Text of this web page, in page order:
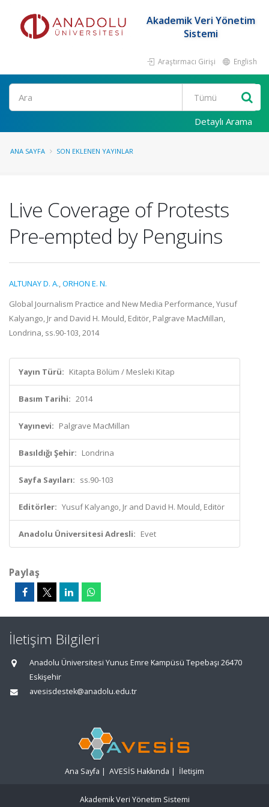
Akademik Veri Yönetim
Sistemi
Araştırmacı Girişi English
Ara
Detaylı Arama
ANA SAYFA SON EKLENEN YAYINLAR
Live Coverage of Protests
Pre-empted by Penguins
ALTUNAY D. A.,ORHON E. N.
Global Journalism Practice and New Media Performance, Yusuf
Kalyango, Jr and David H. Mould, Editör, Palgrave MacMillan,
Londrina, ss.90-103, 2014
Yayın Türü: Kitapta Bölüm / Mesleki Kitap
Basım Tarihi: 2014
Yayınevi: Palgrave MacMillan
Basıldığı Şehir: Londrina
Sayfa Sayıları: ss.90-103
Editörler: Yusuf Kalyango, Jr and David H. Mould, Editör
Anadolu Üniversitesi Adresli: Evet
Paylaş
İletişim Bilgileri
Anadolu Üniversitesi Yunus Emre Kampüsü Tepebaşı 26470
Eskişehir
avesisdestek@anadolu.edu.tr
Ana Sayfa | AVESİS Hakkında | İletişim
Akademik Veri Yönetim Sistemi